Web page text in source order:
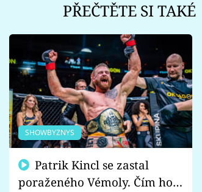
PŘEČTĚTE SI TAKÉ
SHOWBYZNYS
poraženého Vémoly. Čím ho